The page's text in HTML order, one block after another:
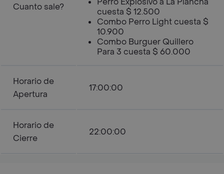
Cuanto sale?
cuesta $ 12.500
Combo Perro Light cuesta $
10.900
Combo Burguer Quillero
Para 3 cuesta $ 60.000
Horario de
Apertura
17:00:00
Horario de
Cierre
22:00:00